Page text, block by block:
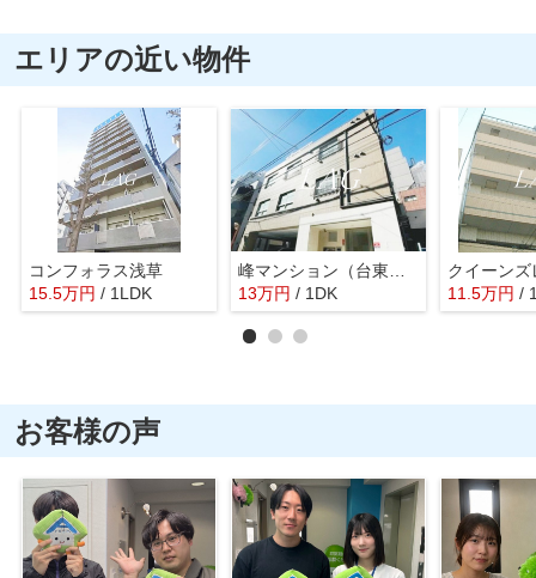
エリアの近い物件
コンフォラス浅草
15.5万円 / 1LDK
13万円 / 1DK 11.5万円 /
お客様の声